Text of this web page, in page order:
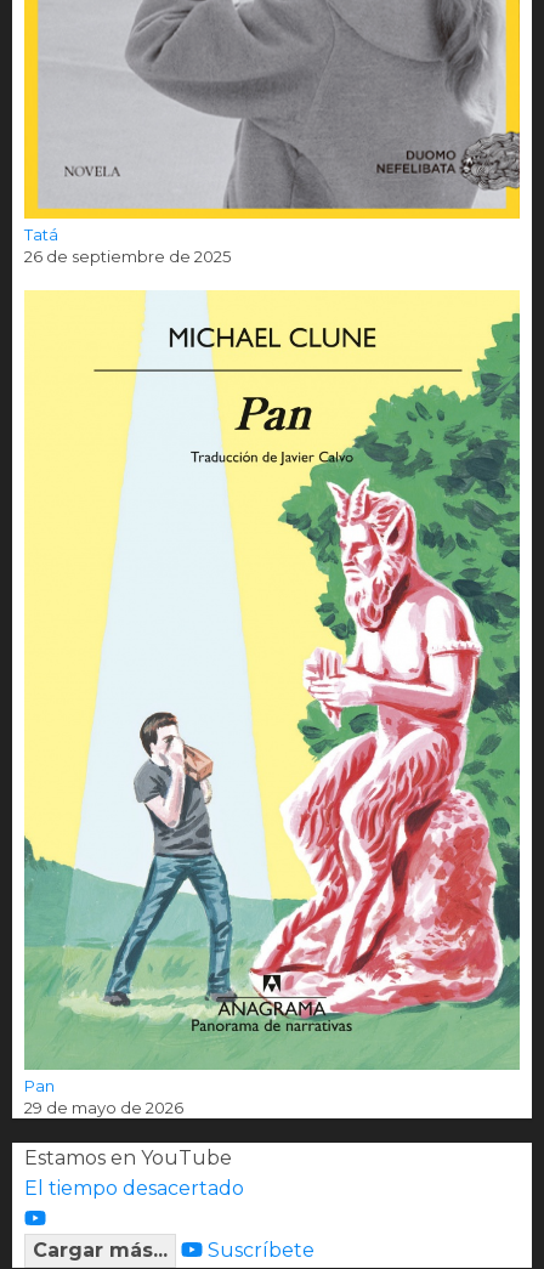
Tatá
26 de septiembre de 2025
Pan
29 de mayo de 2026
Estamos en YouTube
El tiempo desacertado
Cargar más... Suscríbete